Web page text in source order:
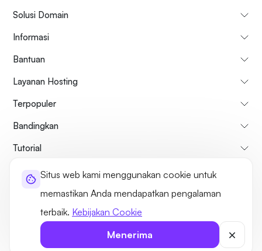
Situs web kami menggunakan cookie untuk
memastikan Anda mendapatkan pengalaman
terbaik. Kebijakan Cookie
Menerima
Solusi Domain
Informasi
Bantuan
Layanan Hosting
Terpopuler
Bandingkan
Tutorial
Tentang kami
Syarat dan ketentuanKebijakan pribadiHukumSitemap
©2026 UltaHost - Seluruh hak cipta